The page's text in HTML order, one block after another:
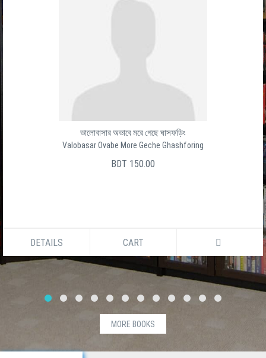
ভালোবাসার অভাবে মরে গেছে ঘাসফড়িং
Valobasar Ovabe More Geche Ghashforing
BDT 150.00
DETAILS CART
MORE BOOKS